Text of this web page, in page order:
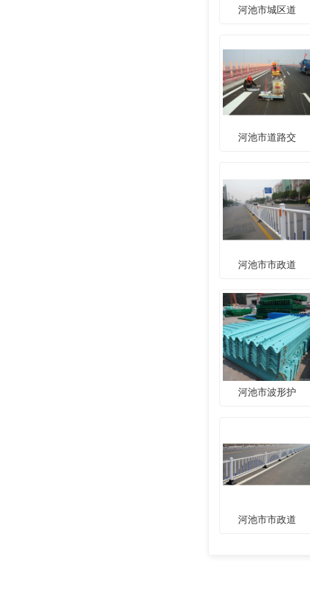
河池市城区道
河池市道路交
河池市市政道
河池市波形护
河池市市政道